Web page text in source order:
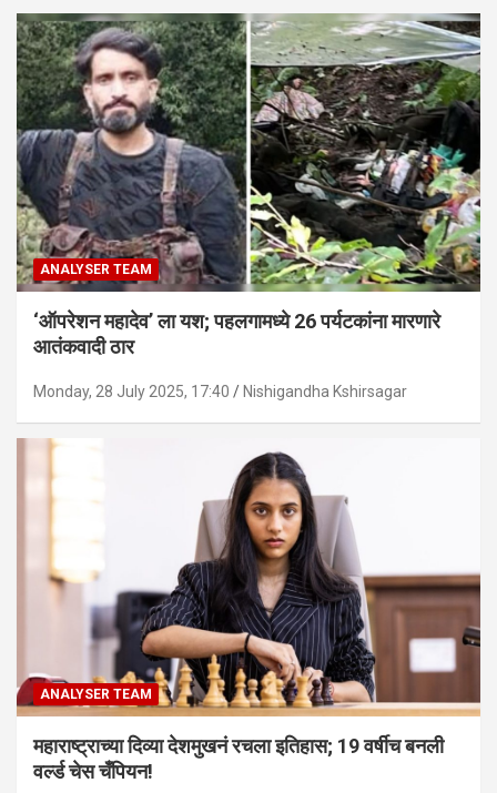
ANALYSER TEAM
‘ऑपरेशन महादेव’ ला यश; पहलगामध्ये 26 पर्यटकांना मारणारे
आतंकवादी ठार
Monday, 28 July 2025, 17:40 Nishigandha Kshirsagar
ANALYSER TEAM
महाराष्ट्राच्या दिव्या देशमुखनं रचला इतिहास; 19 वर्षीच बनली
वर्ल्ड चेस चँपियन!